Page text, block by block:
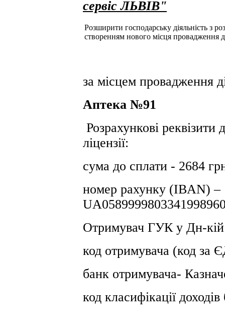
сервіс ЛЬВІВ"
Розширити господарську діяльність з
створенням нового місця провадження
за місцем провадження
Аптека №91
Розрахункові
ліцензії:
сума до сплати - 2684
номер рахунку (IBAN) –
Отримувач ГУК у Дн-кiй
код отримувача (код
банк отримувача-
код класифікації